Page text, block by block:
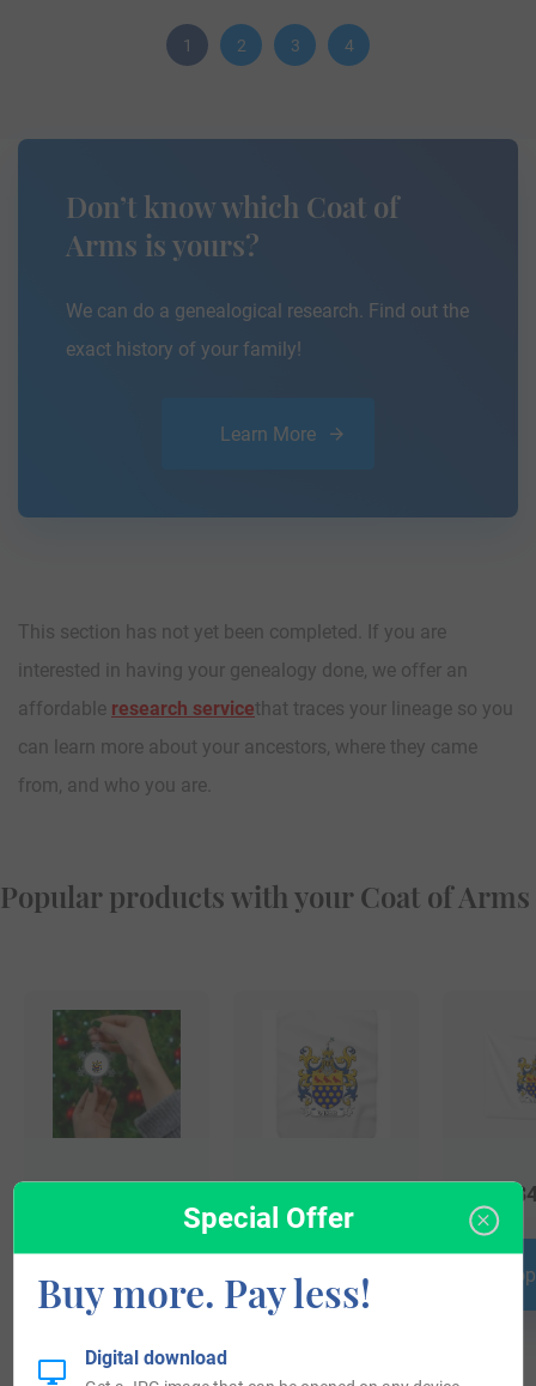
1 2 3 4
Don’t know which Coat of
Arms is yours?
We can do a genealogical research. Find out the
exact history of your family!
Learn More
This section has not yet been completed. If you are
interested in having your genealogy done, we offer an
affordable research servicethat traces your lineage so you
can learn more about your ancestors, where they came
from, and who you are.
Popular products with your Coat of Arms
Shop Now
Special Offer
Buy more. Pay less!
Digital download